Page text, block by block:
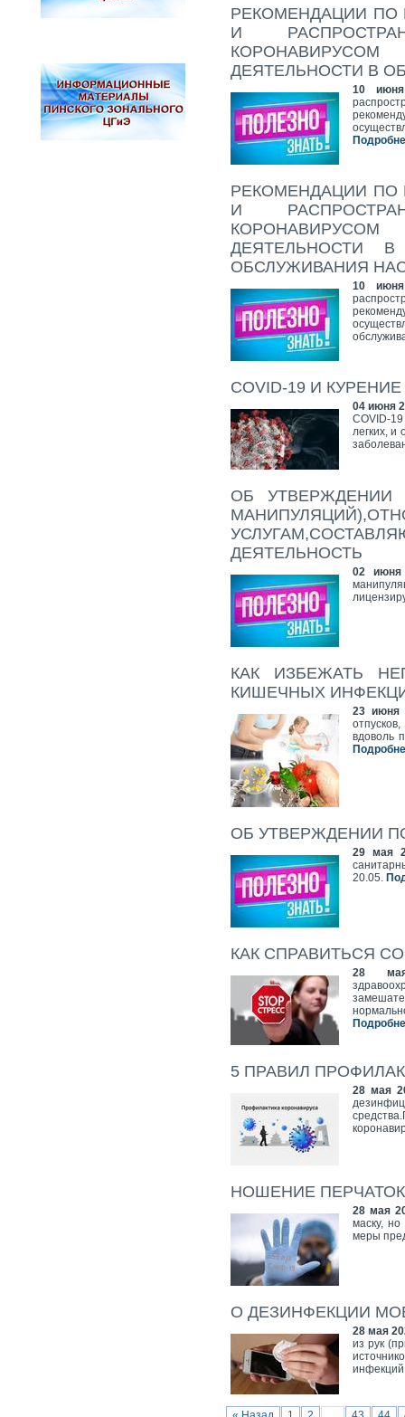
РЕКОМЕНДАЦИИ ПО
И
ДЕЯТЕЛЬНОСТИ В
10
РЕКОМЕНДАЦИИ ПО
И
ДЕЯТЕЛЬНОСТИ
ОБСЛУЖИВАНИЯ
10
COVID-19 И КУРЕНИЕ
04 июня
COVID-
легких, и
ОБ УТВЕРЖДЕНИИ
ДЕЯТЕЛЬНОСТЬ
02 июня
КАК ИЗБЕЖАТЬ
КИШЕЧНЫХ
23 июня
вдоволь
ОБ УТВЕРЖДЕНИИ
29 мая
20.05.
КАК СПРАВИТЬСЯ
28
5 ПРАВИЛ
28 мая
НОШЕНИЕ ПЕРЧАТОК
28 мая
маску,
меры
О ДЕЗИНФЕКЦИИ
28 мая
из рук